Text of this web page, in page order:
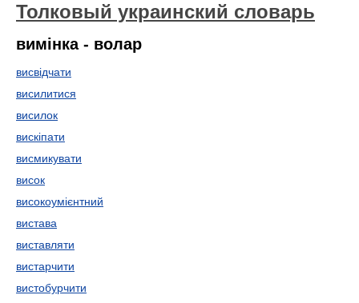
Толковый украинский словарь
вимінка - волар
висвідчати
висилитися
висилок
вискіпати
висмикувати
висок
високоумієнтний
вистава
виставляти
вистарчити
вистобурчити